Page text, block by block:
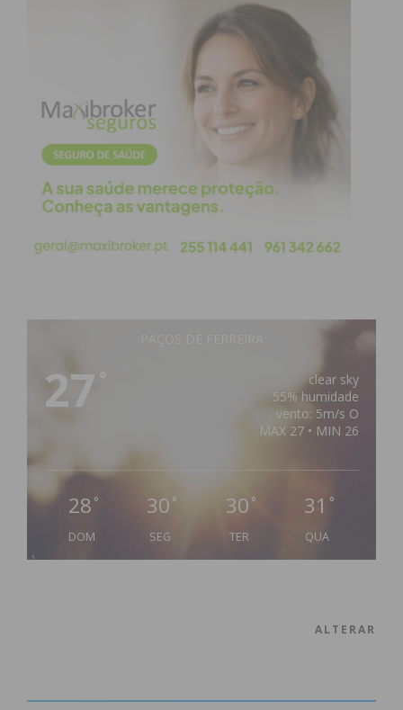
27
clear sky
55% humidade
vento: 5m/s O
MAX 27 • MIN 26
28 °
DOM
30 °
SEG
30 °
TER
31 °
QUA
ALTERAR